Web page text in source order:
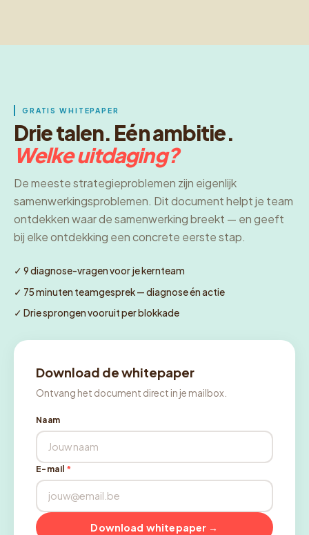
GRATIS WHITEPAPER
Drie talen. Eén ambitie.
Welke uitdaging?
De meeste strategieproblemen zijn eigenlijk
samenwerkingsproblemen. Dit document helpt je team
ontdekken waar de samenwerking breekt — en geeft
bij elke ontdekking een concrete eerste stap.
✓ 9 diagnose-vragen voor je kernteam
✓ 75 minuten teamgesprek — diagnose én actie
✓ Drie sprongen vooruit per blokkade
Download de whitepaper
Ontvang het document direct in je mailbox.
Naam
E-mail *
Download whitepaper →